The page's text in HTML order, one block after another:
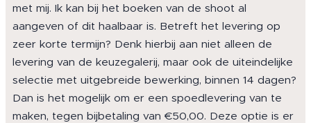
met mij. Ik kan bij het boeken van de shoot al
aangeven of dit haalbaar is. Betreft het levering op
zeer korte termijn? Denk hierbij aan niet alleen de
levering van de keuzegalerij, maar ook de uiteindelijke
selectie met uitgebreide bewerking, binnen 14 dagen?
Dan is het mogelijk om er een spoedlevering van te
maken, tegen bijbetaling van €50,00. Deze optie is er